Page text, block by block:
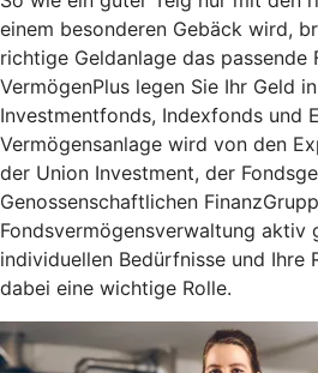
einem besonderen Gebäck wird,
richtige Geldanlage das passende
VermögenPlus legen Sie Ihr Geld
Investmentfonds, Indexfonds und
Vermögensanlage wird von den
der Union Investment, der
Genossenschaftlichen
Fondsvermögensverwaltung aktiv
individuellen Bedürfnisse und Ihre
dabei eine wichtige Rolle.